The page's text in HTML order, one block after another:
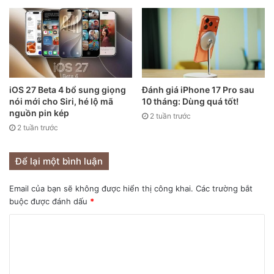
iOS 27 Beta 4 bổ sung giọng
nói mới cho Siri, hé lộ mã
nguồn pin kép
2 tuần trước
Đánh giá iPhone 17 Pro sau
10 tháng: Dùng quá tốt!
2 tuần trước
Để lại một bình luận
Email của bạn sẽ không được hiển thị công khai. Các trường bắt
buộc được đánh dấu *